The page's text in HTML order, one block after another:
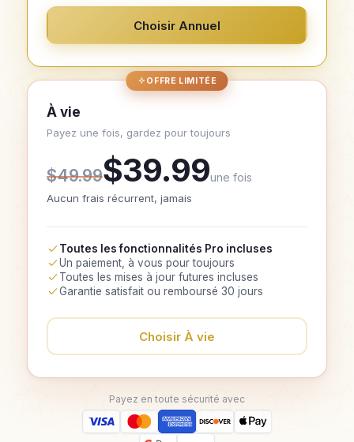
Choisir Annuel
OFFRE LIMITÉE
À vie
Payez une fois, gardez pour toujours
$49.99$39.99une fois
Aucun frais récurrent, jamais
Toutes les fonctionnalités Pro incluses
Un paiement, à vous pour toujours
Toutes les mises à jour futures incluses
Garantie satisfait ou remboursé 30 jours
Choisir À vie
Payez en toute sécurité avec